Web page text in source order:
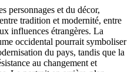
personnages et du décor,
tradition et modernité, entre
influences étrangères. La
occidental pourrait symboliser
du pays, tandis que la
au changement et